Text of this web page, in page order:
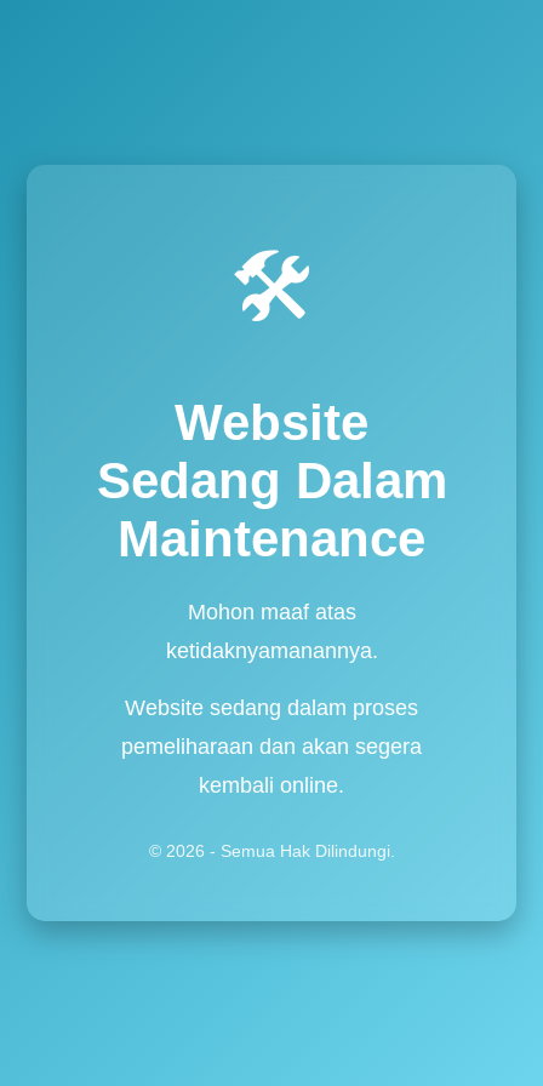
🛠️
Website
Sedang Dalam
Maintenance
Mohon maaf atas
ketidaknyamanannya.
Website sedang dalam proses
pemeliharaan dan akan segera
kembali online.
© 2026 - Semua Hak Dilindungi.